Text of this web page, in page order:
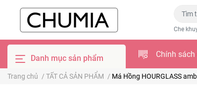
Che
Danh mục sản phẩm Chính
Trang chủ / TẤT CẢ SẢN PHẨM / Má Hồng HOURGLASS